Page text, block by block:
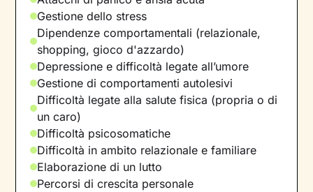
Gestione dello stress
Dipendenze comportamentali (relazionale,
shopping, gioco d'azzardo)
Depressione e difficoltà legate all’umore
Gestione di comportamenti autolesivi
Difficoltà legate alla salute fisica (propria o di
un caro)
Difficoltà psicosomatiche
Difficoltà in ambito relazionale e familiare
Elaborazione di un lutto
Percorsi di crescita personale